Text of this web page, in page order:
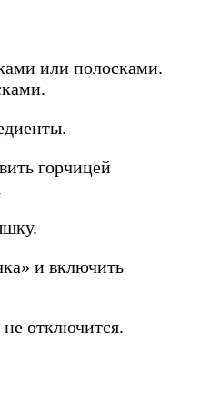
или полосками.
горчицей
и включить
отключится.